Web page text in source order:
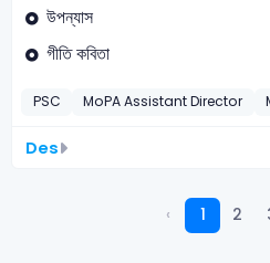
উপন্যাস
গীতি কবিতা
PSC MoPA Assistant Director
Des
‹ 1 2